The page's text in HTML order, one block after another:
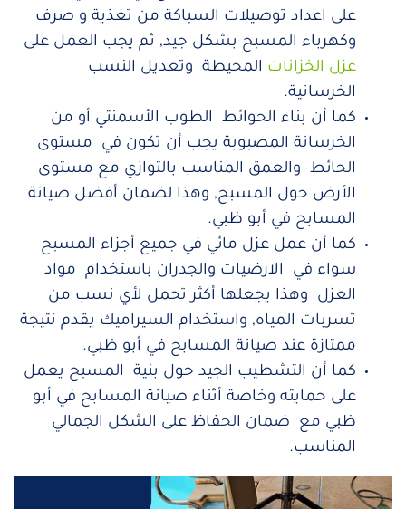
على اعداد توصيلات السباكة من تغذية و صرف
وكهرباء المسبح بشكل جيد, ثم يجب العمل على
عزل الخزانات المحيطة وتعديل النسب
الخرسانية.
كما أن بناء الحوائط الطوب الأسمنتي أو من
الخرسانة المصبوبة يجب أن تكون في مستوى
الحائط والعمق المناسب بالتوازي مع مستوى
الأرض حول المسبح, وهذا لضمان أفضل صيانة
المسابح في أبو ظبي.
كما أن عمل عزل مائي في جميع أجزاء المسبح
سواء في الارضيات والجدران باستخدام مواد
العزل وهذا يجعلها أكثر تحمل لأي نسب من
تسربات المياه, واستخدام السيراميك يقدم نتيجة
ممتازة عند صيانة المسابح في أبو ظبي.
كما أن التشطيب الجيد حول بنية المسبح يعمل
على حمايته وخاصة أثناء صيانة المسابح في أبو
ظبي مع ضمان الحفاظ على الشكل الجمالي
المناسب.